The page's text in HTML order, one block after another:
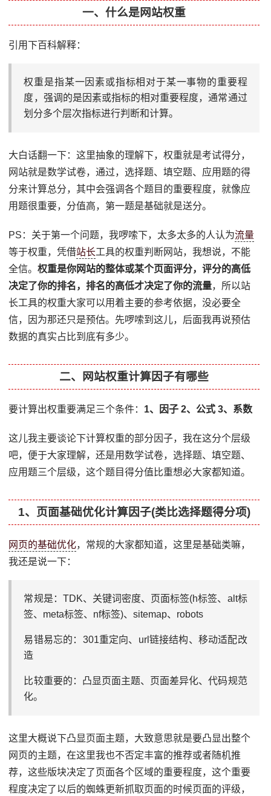
一、什么是网站权重
引用下百科解释：
权重是指某一因素或指标相对于某一事物的重要程
度，强调的是因素或指标的相对重要程度，通常通过
划分多个层次指标进行判断和计算。
大白话翻一下：这里抽象的理解下，权重就是考试得分，
网站就是数学试卷，通过，选择题、填空题、应用题的得
分来计算总分，其中会强调各个题目的重要程度，就像应
用题很重要，分值高，第一题是基础就是送分。
PS：关于第一个问题，我啰嗦下，太多太多的人认为流量
等于权重，凭借站长工具的权重判断网站，我想说，不能
全信。权重是你网站的整体或某个页面评分，评分的高低
决定了你的排名，排名的高低才决定了你的流量，所以站
长工具的权重大家可以用着主要的参考依据，没必要全
信，因为那还只是预估。先啰嗦到这儿，后面我再说预估
数据的真实占比到底有多少。
二、网站权重计算因子有哪些
要计算出权重要满足三个条件： 1、因子 2、公式 3、系数
这儿我主要谈论下计算权重的部分因子，我在这分个层级
吧，便于大家理解，还是用数学试卷，选择题、填空题、
应用题三个层级，这个题目得分值比重想必大家都知道。
1、页面基础优化计算因子(类比选择题得分项)
网页的基础优化，常规的大家都知道，这里是基础类嘛，
我还是说一下：
常规是：TDK、关键词密度、页面标签(h标签、alt标
签、meta标签、nf标签)、sitemap、robots
易错易忘的：301重定向、url链接结构、移动适配改
造
比较重要的：凸显页面主题、页面差异化、代码规范
化。
这里大概说下凸显页面主题，大致意思就是要凸显出整个
网页的主题，在这里我也不否定丰富的推荐或者随机推
荐，这些版块决定了页面各个区域的重要程度，这个重要
程度决定了以后的蜘蛛更新抓取页面的时候页面的评级，